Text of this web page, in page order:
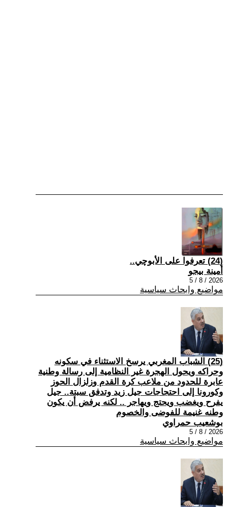
(24) تعرفوا على الأبوچي..
أمينة بيجو
2026 / 8 / 5
مواضيع وابحاث سياسية
(25) الشباب المغربي يرسخ الاستثناء في سكونه
وحراكه ويحول الهجرة غير النظامية إلى رسالة وطنية
عابرة للحدود من ملاعب كرة القدم وزلزال الحوز
وكورونا إلى احتجاجات جيل زيد وتدفق سبتة.. جيل
يفرح ويغضب ويحتج ويهاجر .. لكنه يرفض أن يكون
وطنه غنيمة للفوضى والخصوم
بوشعيب حمراوي
2026 / 8 / 5
مواضيع وابحاث سياسية